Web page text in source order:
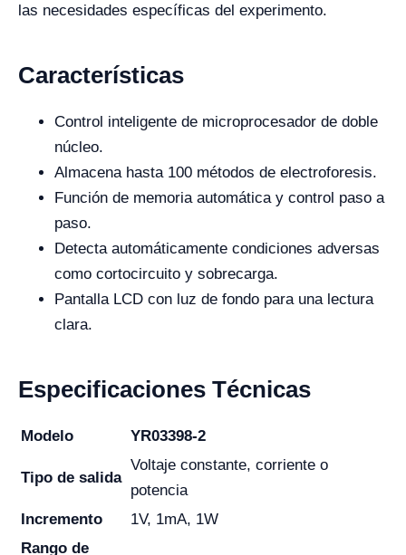
las necesidades específicas del experimento.
Características
Control inteligente de microprocesador de doble
núcleo.
Almacena hasta 100 métodos de electroforesis.
Función de memoria automática y control paso a
paso.
Detecta automáticamente condiciones adversas
como cortocircuito y sobrecarga.
Pantalla LCD con luz de fondo para una lectura
clara.
Especificaciones Técnicas
Modelo YR03398-2
Tipo de salida
Voltaje constante, corriente o
potencia
Incremento
1V, 1mA, 1W
Rango de